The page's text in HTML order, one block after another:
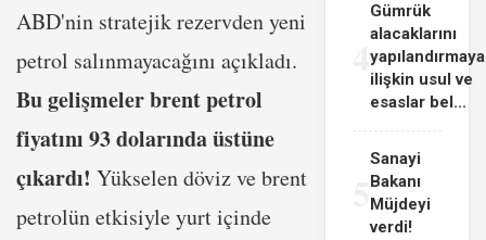
ABD'nin stratejik rezervden yeni
petrol salınmayacağını açıkladı.
Bu gelişmeler brent petrol
fiyatını 93 dolarında üstüne
çıkardı! Yükselen döviz ve brent
petrolün etkisiyle yurt içinde
4
Gümrük
alacaklarını
yapılandırmaya
ilişkin usul ve
esaslar bel...
Sanayi
Bakanı
Müjdeyi
verdi!